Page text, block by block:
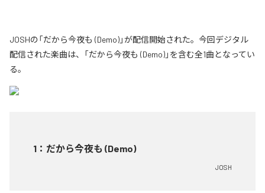
JOSHの「だから今夜も (Demo)」が配信開始された。今回デジタル
配信された楽曲は、「だから今夜も (Demo)」を含む全1曲となってい
る。
1 ： だから今夜も (Demo)
JOSH